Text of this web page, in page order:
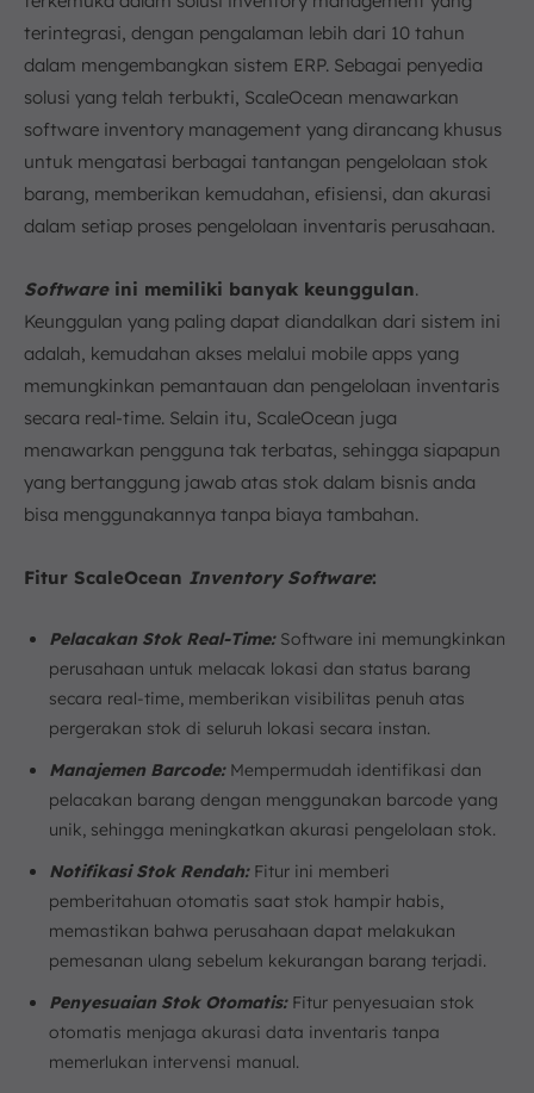
terintegrasi, dengan pengalaman lebih dari 10 tahun
dalam mengembangkan sistem ERP. Sebagai penyedia
solusi yang telah terbukti, ScaleOcean menawarkan
software inventory management yang dirancang khusus
untuk mengatasi berbagai tantangan pengelolaan stok
barang, memberikan kemudahan, efisiensi, dan akurasi
dalam setiap proses pengelolaan inventaris perusahaan.
Software ini memiliki banyak keunggulan.
Keunggulan yang paling dapat diandalkan dari sistem ini
adalah, kemudahan akses melalui mobile apps yang
memungkinkan pemantauan dan pengelolaan inventaris
secara real-time. Selain itu, ScaleOcean juga
menawarkan pengguna tak terbatas, sehingga siapapun
yang bertanggung jawab atas stok dalam bisnis anda
bisa menggunakannya tanpa biaya tambahan.
Fitur ScaleOcean Inventory Software:
Pelacakan Stok Real-Time:Software ini memungkinkan
perusahaan untuk melacak lokasi dan status barang
secara real-time, memberikan visibilitas penuh atas
pergerakan stok di seluruh lokasi secara instan.
Manajemen Barcode:Mempermudah identifikasi dan
pelacakan barang dengan menggunakan barcode yang
unik, sehingga meningkatkan akurasi pengelolaan stok.
Notifikasi Stok Rendah:Fitur ini memberi
pemberitahuan otomatis saat stok hampir habis,
memastikan bahwa perusahaan dapat melakukan
pemesanan ulang sebelum kekurangan barang terjadi.
Penyesuaian Stok Otomatis:Fitur penyesuaian stok
otomatis menjaga akurasi data inventaris tanpa
memerlukan intervensi manual.